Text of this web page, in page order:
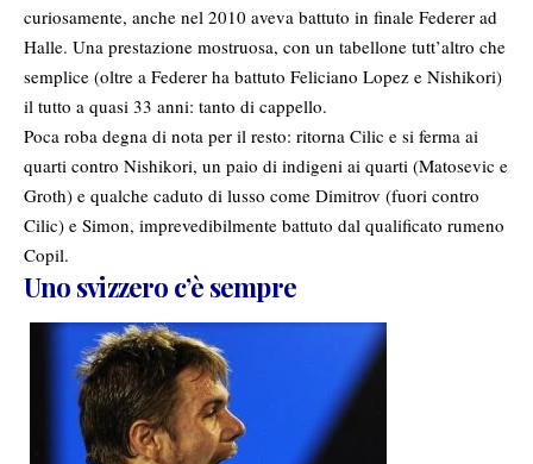
curiosamente, anche nel 2010 aveva battuto in finale Federer ad
Halle. Una prestazione mostruosa, con un tabellone tutt’altro che
semplice (oltre a Federer ha battuto Feliciano Lopez e Nishikori)
il tutto a quasi 33 anni: tanto di cappello.
Poca roba degna di nota per il resto: ritorna Cilic e si ferma ai
quarti contro Nishikori, un paio di indigeni ai quarti (Matosevic e
Groth) e qualche caduto di lusso come Dimitrov (fuori contro
Cilic) e Simon, imprevedibilmente battuto dal qualificato rumeno
Copil.
Uno svizzero c’è sempre